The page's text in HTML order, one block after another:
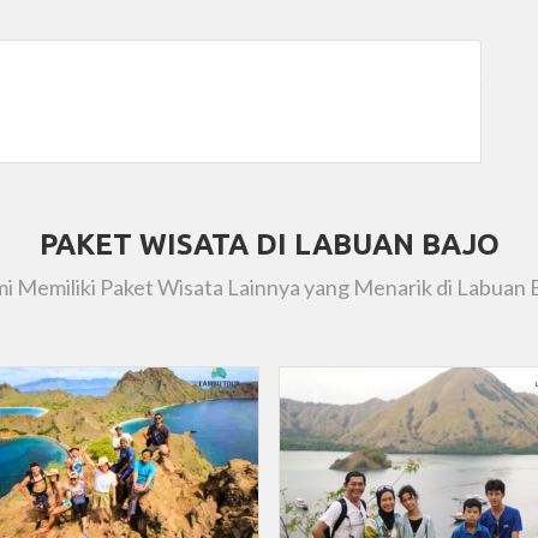
PAKET WISATA DI LABUAN BAJO
Memiliki Paket Wisata Lainnya yang Menarik di Labuan